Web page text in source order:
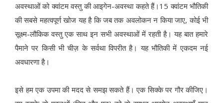
अवस्थाओं को क्वांटम वस्तु की आइगेन-अवस्था कहते हैं।15 क्वांटम भौतिकी
की सबसे महत्वपूर्ण खोज यह है कि जब तक अवलोकन न किया जाए, कोई भी
सूक्ष्म-लौकिक वस्तु एक साथ इन सभी अवस्थाओं में रहती है। यह बात हमारे
पैमाने पर किसी भी चीज़ के सर्वथा विपरीत है। यह भौतिकी में एकदम नई
अवधारणा है।
इसे हम एक उपमा की मदद से समझ सकते हैं। एक सिक्के पर गौर कीजिए।